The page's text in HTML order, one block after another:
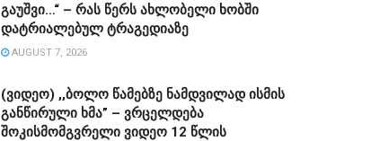
გაუშვი…“ – რას წერს ახლობელი ხობში
დატრიალებულ ტრაგედიაზე
AUGUST 7, 2026
(ვიდეო) ,,ბოლო წამებზე ნამდვილად ისმის
განწირული ხმა” – ვრცელდება
შოკისმომგვრელი ვიდეო 12 წლის